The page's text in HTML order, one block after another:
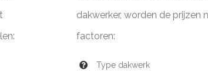
dakwerker, worden de
factoren:
Type dakwerk